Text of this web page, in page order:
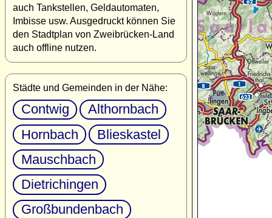
auch Tankstellen, Geldautomaten,
Imbisse usw. Ausgedruckt können Sie
den Stadtplan von Zweibrücken-Land
auch offline nutzen.
Städte und Gemeinden in der Nähe:
Contwig
Althornbach
Hornbach
Blieskastel
Mauschbach
Dietrichingen
Großbundenbach